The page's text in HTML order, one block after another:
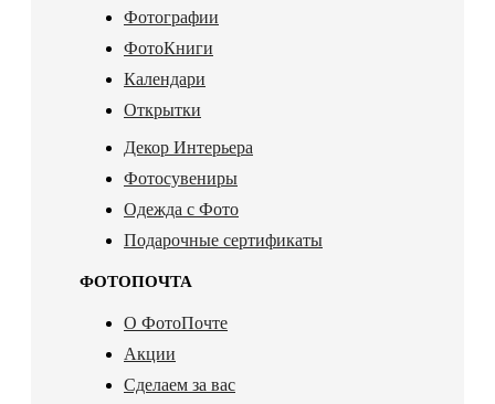
Фотографии
ФотоКниги
Календари
Открытки
Декор Интерьера
Фотосувениры
Одежда с Фото
Подарочные сертификаты
ФОТОПОЧТА
О ФотоПочте
Акции
Сделаем за вас